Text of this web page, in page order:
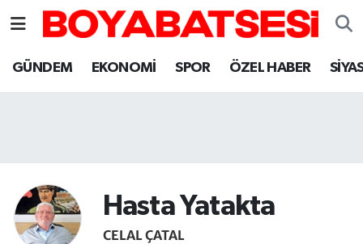
GÜNDEM EKONOMİ SPOR ÖZEL HABER
Hasta Yatakta
CELAL ÇATAL
Sinop Nöbetçi Eczaneler
Sinop Trafik Yoğunluk Haritası
Süper Lig Puan Durumu ve Fikstür